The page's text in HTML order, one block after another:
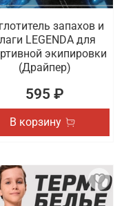
запахов и
LEGENDA для
экипировки
(Драйпер)
595 ₽
В корзину